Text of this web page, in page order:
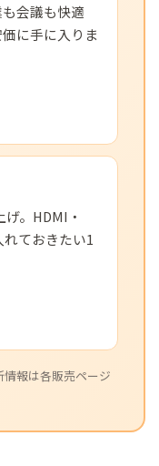
会議も快適
に手に入りま
。HDMI・
ておきたい1
報は各販売ページ